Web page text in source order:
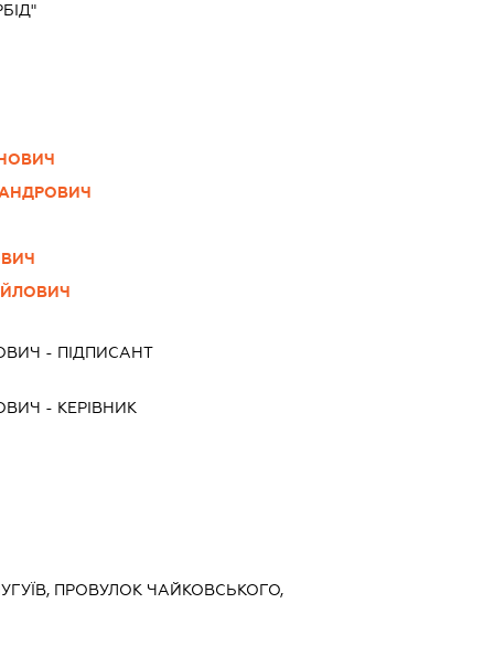
- ПІДПИСАНТ
- КЕРІВНИК
ПРОВУЛОК ЧАЙКОВСЬКОГО,